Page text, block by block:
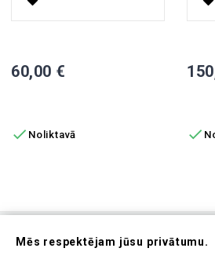
Cena
60,00 €
 Noliktavā 
Abonējiet Mūsu
Mēs respektējam jūsu privātumu.